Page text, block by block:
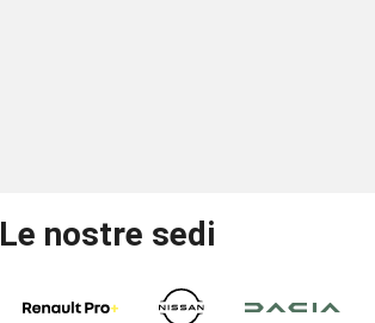
Le nostre sedi